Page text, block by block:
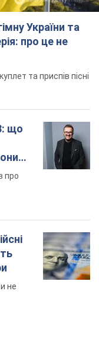
України та
про це не
та приспів пісні
що
про
не